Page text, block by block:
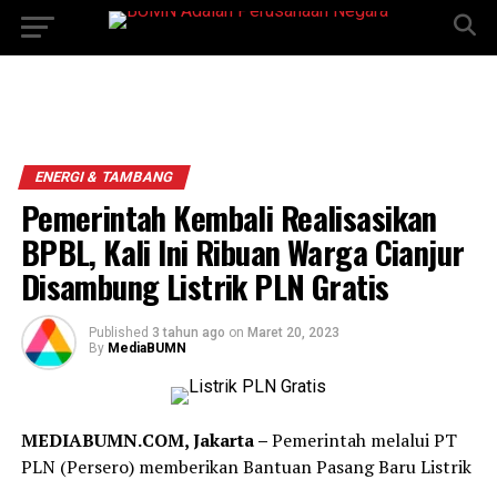
ENERGI & TAMBANG
Pemerintah Kembali Realisasikan
BPBL, Kali Ini Ribuan Warga Cianjur
Disambung Listrik PLN Gratis
Published 3 tahun ago on Maret 20, 2023
By MediaBUMN
MEDIABUMN.COM, Jakarta –Pemerintah melalui PT
PLN (Persero) memberikan Bantuan Pasang Baru Listrik